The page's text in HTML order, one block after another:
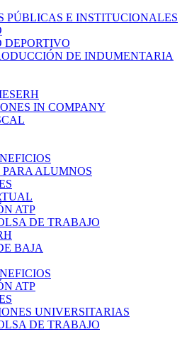
PÚBLICAS E INSTITUCIONALES
DEPORTIVO
DE INDUMENTARIA
IN COMPANY
ALUMNOS
ATP
DE TRABAJO
BAJA
ATP
UNIVERSITARIAS
DE TRABAJO